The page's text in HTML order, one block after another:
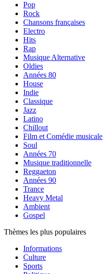
Pop
Rock
Chansons françaises
Electro
Hits
Rap
Musique Alternative
Oldies
Années 80
House
Indie
Classique
Jazz
Latino
Chillout
Film et Comédie musicale
Soul
Années 70
Musique traditionnelle
Reggaeton
Années 90
Trance
Heavy Metal
Ambient
Gospel
Thèmes les plus populaires
Informations
Culture
Sports